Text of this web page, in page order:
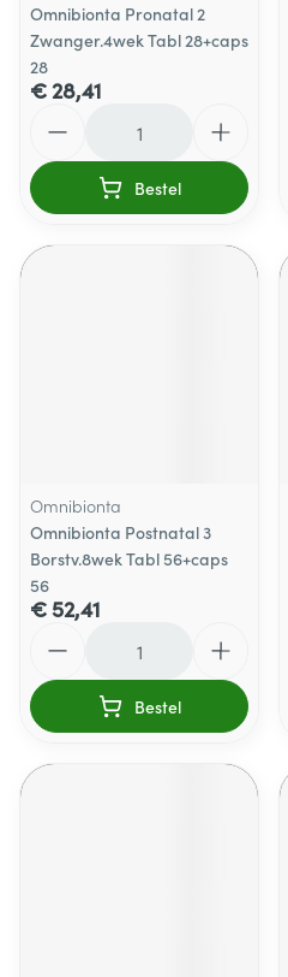
Omnibionta Pronatal 2
Zwanger.4wek Tabl 28+caps
28
€ 28,41
Bestel
Omnibionta
Omnibionta Postnatal 3
Borstv.8wek Tabl 56+caps
56
€ 52,41
Bestel